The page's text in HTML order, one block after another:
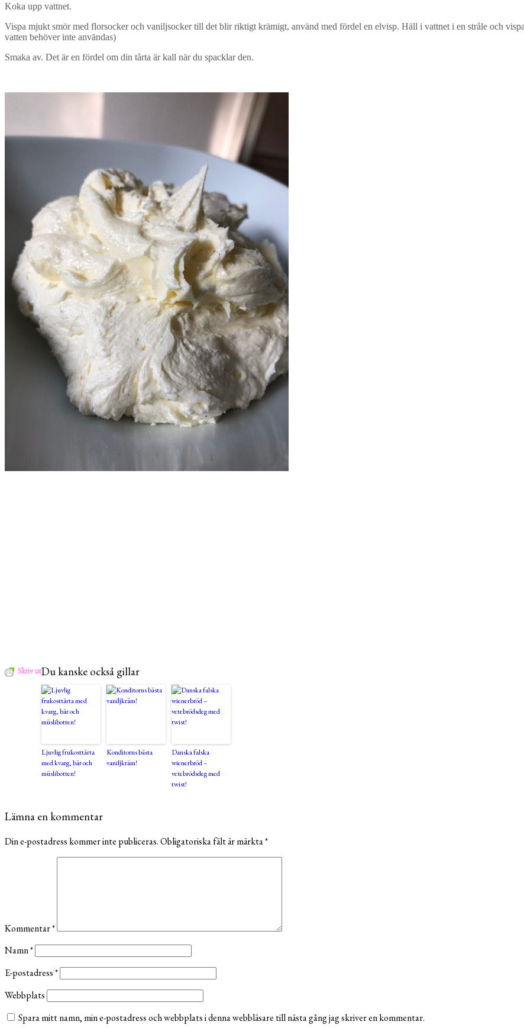
Koka upp vattnet.
Vispa mjukt smör med florsocker och vaniljsocker till det blir riktigt krämigt, använd med fördel en elvisp. Häll i vattnet i en stråle och
vatten behöver inte användas)
Smaka av. Det är en fördel om din tårta är kall när du spacklar den.
Skriv utDu kanske också gillar
Ljuvlig frukosttårta
med kvarg, bär och
müslibotten!
Konditorns bästa
vaniljkräm!
Danska falska
wienerbröd –
vetebrödsdeg med
twist!
Lämna en kommentar
Din e-postadress kommer inte publiceras.Obligatoriska fält är märkta*
Kommentar*
Namn*
E-postadress*
Webbplats
Spara mitt namn, min e-postadress och webbplats i denna webbläsare till nästa gång jag skriver en kommentar.